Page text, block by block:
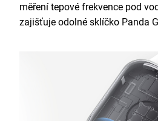
měření tepové frekvence pod
zajišťuje odolné sklíčko Panda